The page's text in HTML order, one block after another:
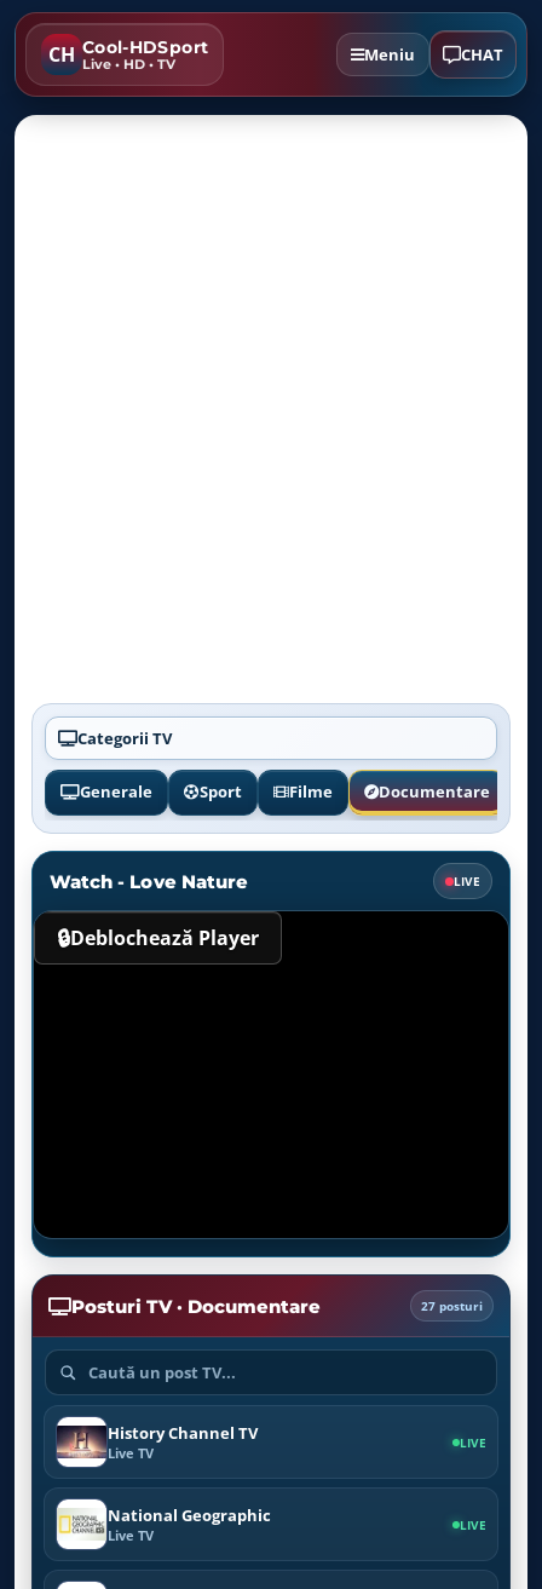
CH Cool-HDSport
Live • HD • TV Meniu CHAT
Categorii TV
Generale Sport Filme Documentare
Watch - Love Nature LIVE
🔒Deblochează Player
Posturi TV · Documentare 27 posturi
History Channel TV
Live TV
LIVE
National Geographic
Live TV
LIVE